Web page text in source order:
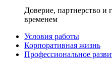
Доверие, партнерство и
временем
Условия работы
Корпоративная жизнь
Профессиональное